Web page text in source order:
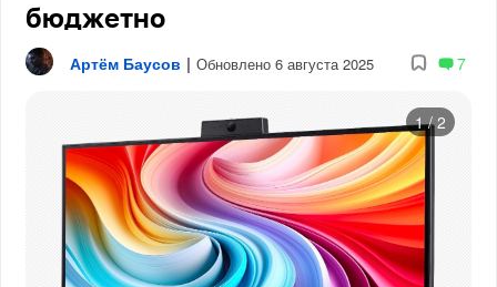
бюджетно
Артём Баусов | Обновлено 6 августа 2025 7
1 / 2